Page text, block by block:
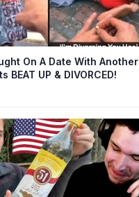
On A Date With Another
BEAT UP & DIVORCED!